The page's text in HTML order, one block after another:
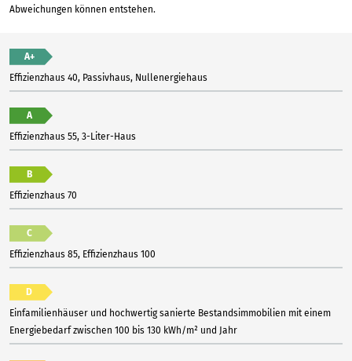
Abweichungen können entstehen.
A+
Effizienzhaus 40, Passivhaus, Nullenergiehaus
A
Effizienzhaus 55, 3-Liter-Haus
B
Effizienzhaus 70
C
Effizienzhaus 85, Effizienzhaus 100
D
Einfamilienhäuser und hochwertig sanierte Bestandsimmobilien mit einem
Energiebedarf zwischen 100 bis 130 kWh/m² und Jahr